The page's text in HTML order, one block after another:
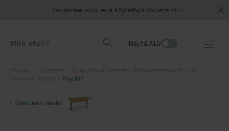
Ostamme isoja eriä käytettyjä kalusteita
Näytä ALV
Pöydät
Edellinen tuote